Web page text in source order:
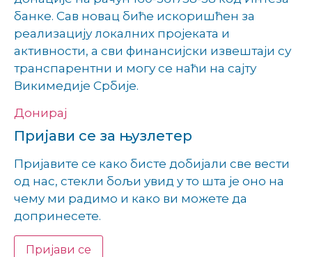
банке. Сав новац биће искоришћен за
реализацију локалних пројеката и
активности, а сви финансијски извештаји су
транспарентни и могу се наћи на сајту
Викимедије Србије.
Донирај
Пријави се за њузлетер
Пријавите се како бисте добијали све вести
од нас, стекли бољи увид у то шта је оно на
чему ми радимо и како ви можете да
допринесете.
Пријави се